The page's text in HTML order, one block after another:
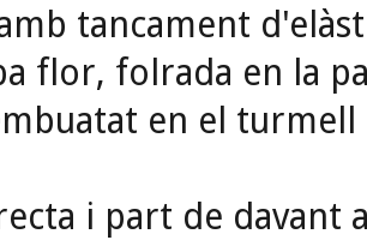
tancament
flor, folrada en la
en el turmell
i part de davant